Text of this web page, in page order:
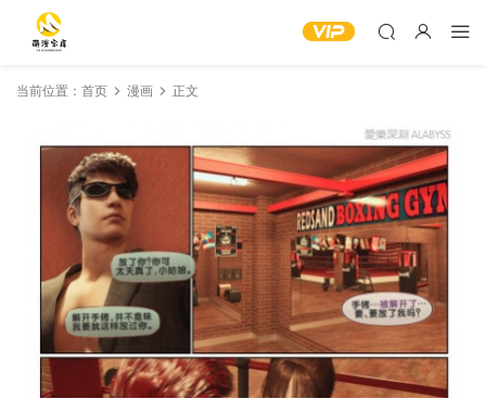
当前位置： 首页 漫画 正文